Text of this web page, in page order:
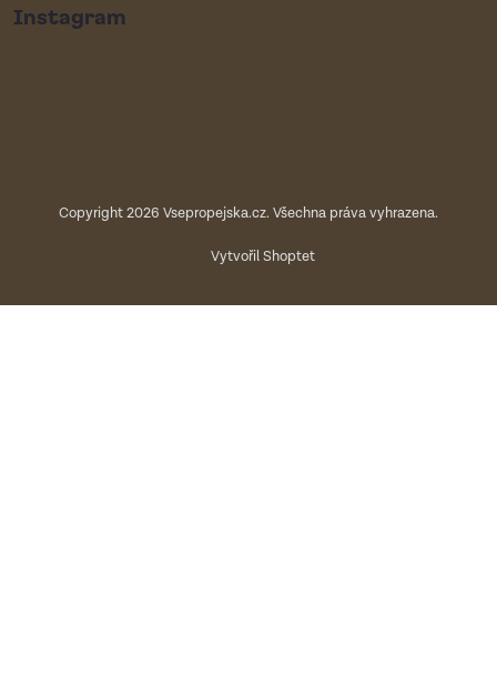
Instagram
Vytvořil Shoptet
Copyright 2026 Vsepropejska.cz. Všechna práva vyhrazena.